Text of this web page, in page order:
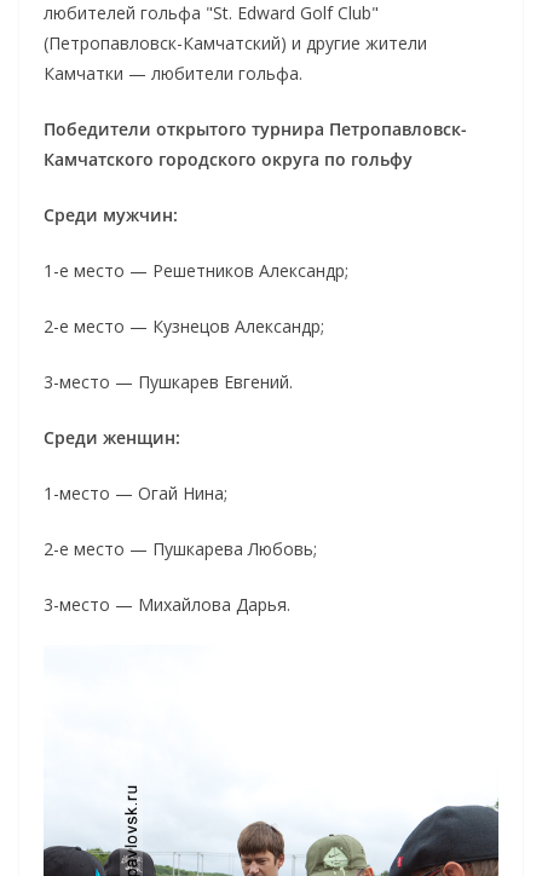
любителей гольфа "St. Edward Golf Club"
(Петропавловск-Камчатский) и другие жители
Камчатки — любители гольфа.
Победители открытого турнира Петропавловск-
Камчатского городского округа по гольфу
Среди мужчин:
1-е место — Решетников Александр;
2-е место — Кузнецов Александр;
3-место — Пушкарев Евгений.
Среди женщин:
1-место — Огай Нина;
2-е место — Пушкарева Любовь;
3-место — Михайлова Дарья.